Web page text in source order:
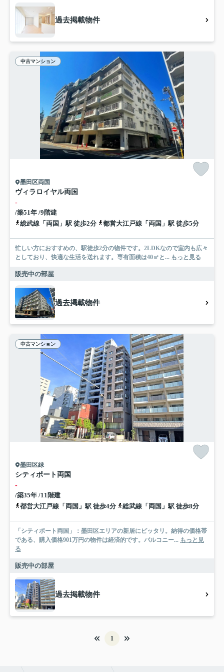
過去掲載物件
中古マンション
墨田区両国
ヴィラロイヤル両国
-
/築51年 /9階建
総武線「両国」駅 徒歩2分
都営大江戸線「両国」駅 徒歩5分
忙しい方におすすめの、駅徒歩2分の物件です。2LDKなので室内も広々
としており、快適な生活を送れます。専有面積は40㎡と... もっと見る
販売中の部屋
過去掲載物件
中古マンション
墨田区緑
シティポート両国
-
/築35年 /11階建
都営大江戸線「両国」駅 徒歩4分
総武線「両国」駅 徒歩8分
「シティポート両国」：墨田区エリアの新居にピッタリ。納得の価格帯
である、購入価格901万円の物件は経済的です。バルコニー... もっと見
る
販売中の部屋
過去掲載物件
1